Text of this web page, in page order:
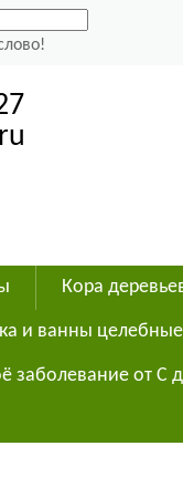
Кора
и ванны целебные
заболевание от С